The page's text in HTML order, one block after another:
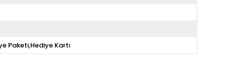
Paketi,Hediye Kartı